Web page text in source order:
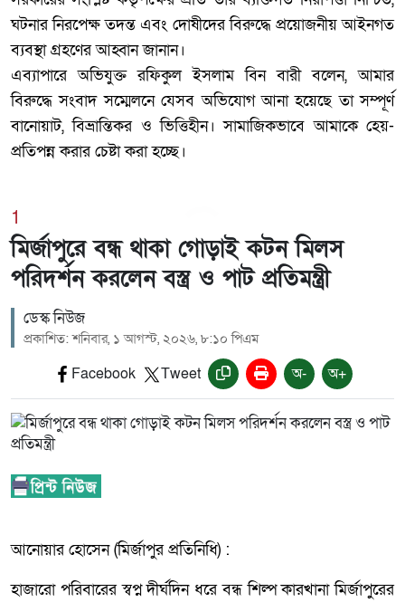
ঘটনার নিরপেক্ষ তদন্ত এবং দোষীদের বিরুদ্ধে প্রয়োজনীয় আইনগত
ব্যবস্থা গ্রহণের আহ্বান জানান।
‎এব্যাপারে অভিযুক্ত রফিকুল ইসলাম বিন বারী বলেন, আমার
বিরুদ্ধে সংবাদ সম্মেলনে যেসব অভিযোগ আনা হয়েছে তা সম্পূর্ণ
বানোয়াট, বিভ্রান্তিকর ও ভিত্তিহীন। সামাজিকভাবে আমাকে হেয়-
প্রতিপন্ন করার চেষ্টা করা হচ্ছে।
1
মির্জাপুরে বন্ধ থাকা গোড়াই কটন মিলস
পরিদর্শন করলেন বস্ত্র ও পাট প্রতিমন্ত্রী
ডেস্ক নিউজ
প্রকাশিত: শনিবার, ১ আগস্ট, ২০২৬, ৮:১০ পিএম
Facebook Tweet অ- অ+
আনোয়ার হোসেন (মির্জাপুর প্রতিনিধি) :
হাজারো পরিবারের স্বপ্ন দীর্ঘদিন ধরে বন্ধ শিল্প কারখানা মির্জাপুরের